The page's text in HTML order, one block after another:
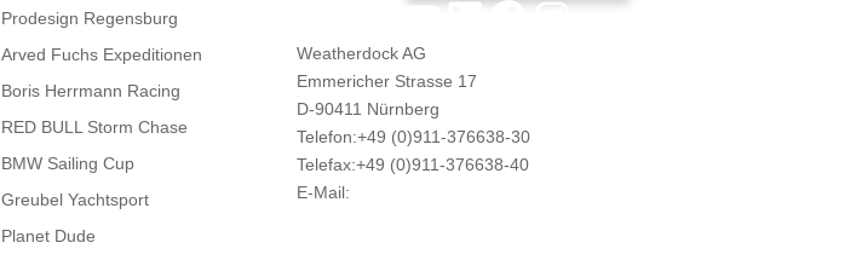
Prodesign Regensburg
Arved Fuchs Expeditionen
Boris Herrmann Racing
RED BULL Storm Chase
BMW Sailing Cup
Greubel Yachtsport
Planet Dude
YouTube
LinkedIn
Facebook
Instagram
Weatherdock AG
Emmericher Strasse 17
D-90411 Nürnberg
Telefon:+49 (0)911-376638-30
Telefax:+49 (0)911-376638-40
E-Mail: